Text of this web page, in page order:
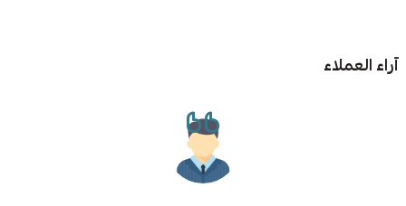
آراء العملاء